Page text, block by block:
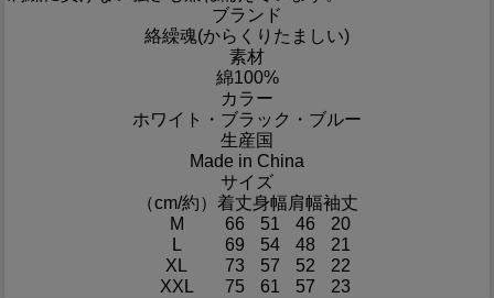
ブランド
絡繰魂(からくりたましい)
素材
綿100%
カラー
ホワイト・ブラック・ブルー
生産国
Made in China
サイズ
（cm/約） 着丈身幅肩幅袖丈
M
66 51 46
20
L
69 54 48
21
XL
73 57 52
22
XXL
75 61 57 23